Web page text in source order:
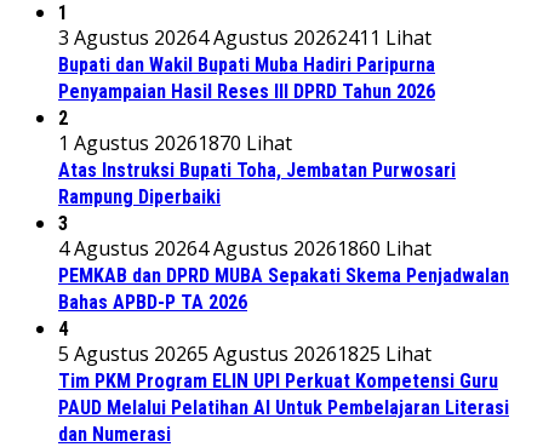
1
3 Agustus 20264 Agustus 20262411 Lihat
Bupati dan Wakil Bupati Muba Hadiri Paripurna
Penyampaian Hasil Reses III DPRD Tahun 2026
2
1 Agustus 20261870 Lihat
Atas Instruksi Bupati Toha, Jembatan Purwosari
Rampung Diperbaiki
3
4 Agustus 20264 Agustus 20261860 Lihat
PEMKAB dan DPRD MUBA Sepakati Skema Penjadwalan
Bahas APBD-P TA 2026
4
5 Agustus 20265 Agustus 20261825 Lihat
Tim PKM Program ELIN UPI Perkuat Kompetensi Guru
PAUD Melalui Pelatihan AI Untuk Pembelajaran Literasi
dan Numerasi